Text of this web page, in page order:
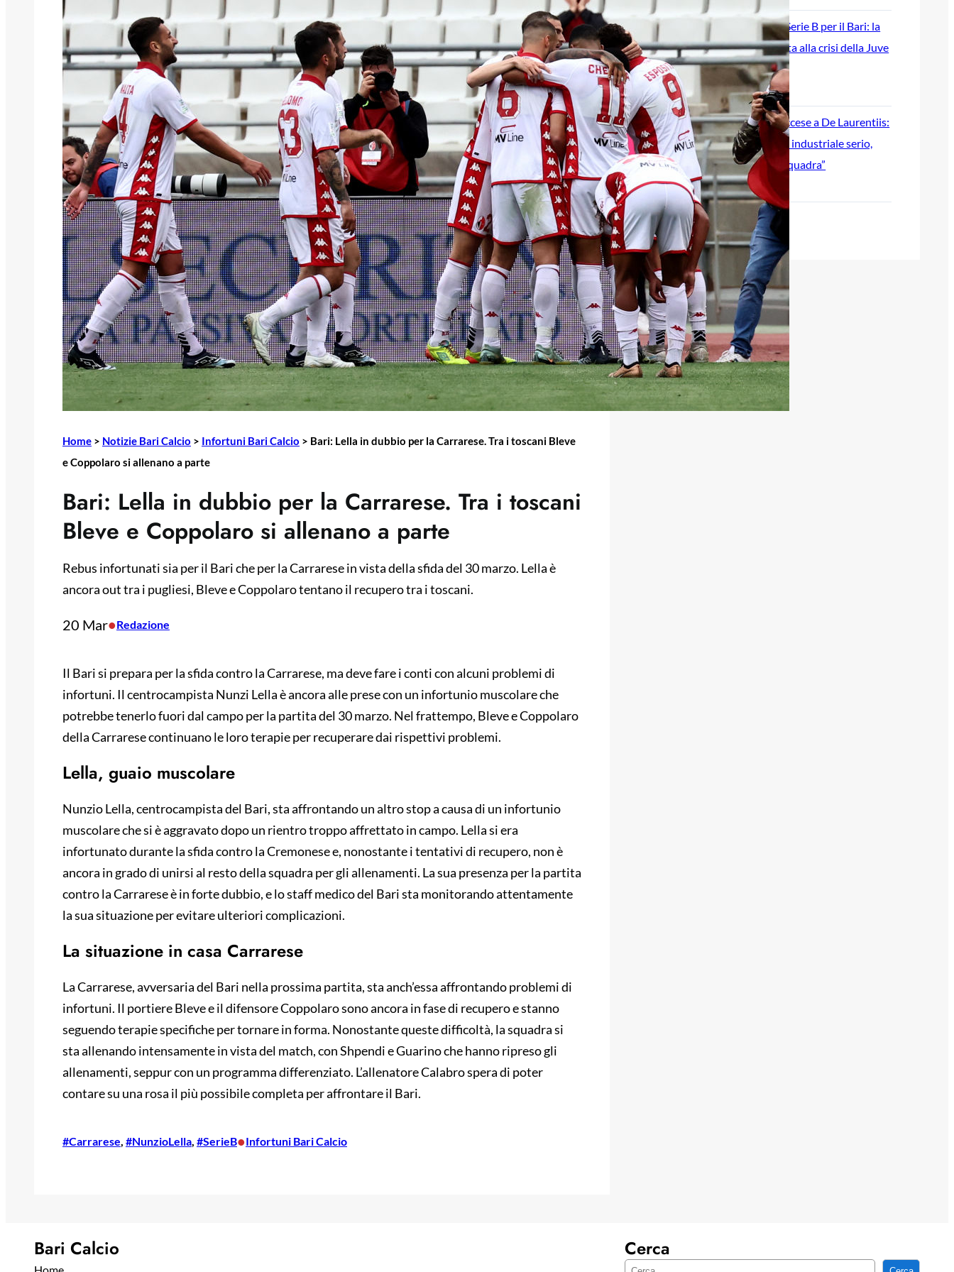
Home > Notizie Bari Calcio > Infortuni Bari Calcio > Bari: Lella in dubbio per la Carrarese. Tra i toscani Bleve
e Coppolaro si allenano a parte
Bari: Lella in dubbio per la Carrarese. Tra i toscani
Bleve e Coppolaro si allenano a parte
Rebus infortunati sia per il Bari che per la Carrarese in vista della sfida del 30 marzo. Lella è
ancora out tra i pugliesi, Bleve e Coppolaro tentano il recupero tra i toscani.
20 Mar•Redazione
Il Bari si prepara per la sfida contro la Carrarese, ma deve fare i conti con alcuni problemi di
infortuni. Il centrocampista Nunzi Lella è ancora alle prese con un infortunio muscolare che
potrebbe tenerlo fuori dal campo per la partita del 30 marzo. Nel frattempo, Bleve e Coppolaro
della Carrarese continuano le loro terapie per recuperare dai rispettivi problemi.
Lella, guaio muscolare
Nunzio Lella, centrocampista del Bari, sta affrontando un altro stop a causa di un infortunio
muscolare che si è aggravato dopo un rientro troppo affrettato in campo. Lella si era
infortunato durante la sfida contro la Cremonese e, nonostante i tentativi di recupero, non è
ancora in grado di unirsi al resto della squadra per gli allenamenti. La sua presenza per la partita
contro la Carrarese è in forte dubbio, e lo staff medico del Bari sta monitorando attentamente
la sua situazione per evitare ulteriori complicazioni.
La situazione in casa Carrarese
La Carrarese, avversaria del Bari nella prossima partita, sta anch’essa affrontando problemi di
infortuni. Il portiere Bleve e il difensore Coppolaro sono ancora in fase di recupero e stanno
seguendo terapie specifiche per tornare in forma. Nonostante queste difficoltà, la squadra si
sta allenando intensamente in vista del match, con Shpendi e Guarino che hanno ripreso gli
allenamenti, seppur con un programma differenziato. L’allenatore Calabro spera di poter
contare su una rosa il più possibile completa per affrontare il Bari.
#Carrarese, #NunzioLella, #SerieB•Infortuni Bari Calcio
Ripescaggio in Serie B per il Bari: la
speranza è legata alla crisi della Juve
Stabia
28 Maggio 2026
Futuro Bari, Leccese a De Laurentiis:
“Serve un piano industriale serio,
non siamo una seconda squadra”
27 Maggio 2026
Bari Calcio Cerca
C